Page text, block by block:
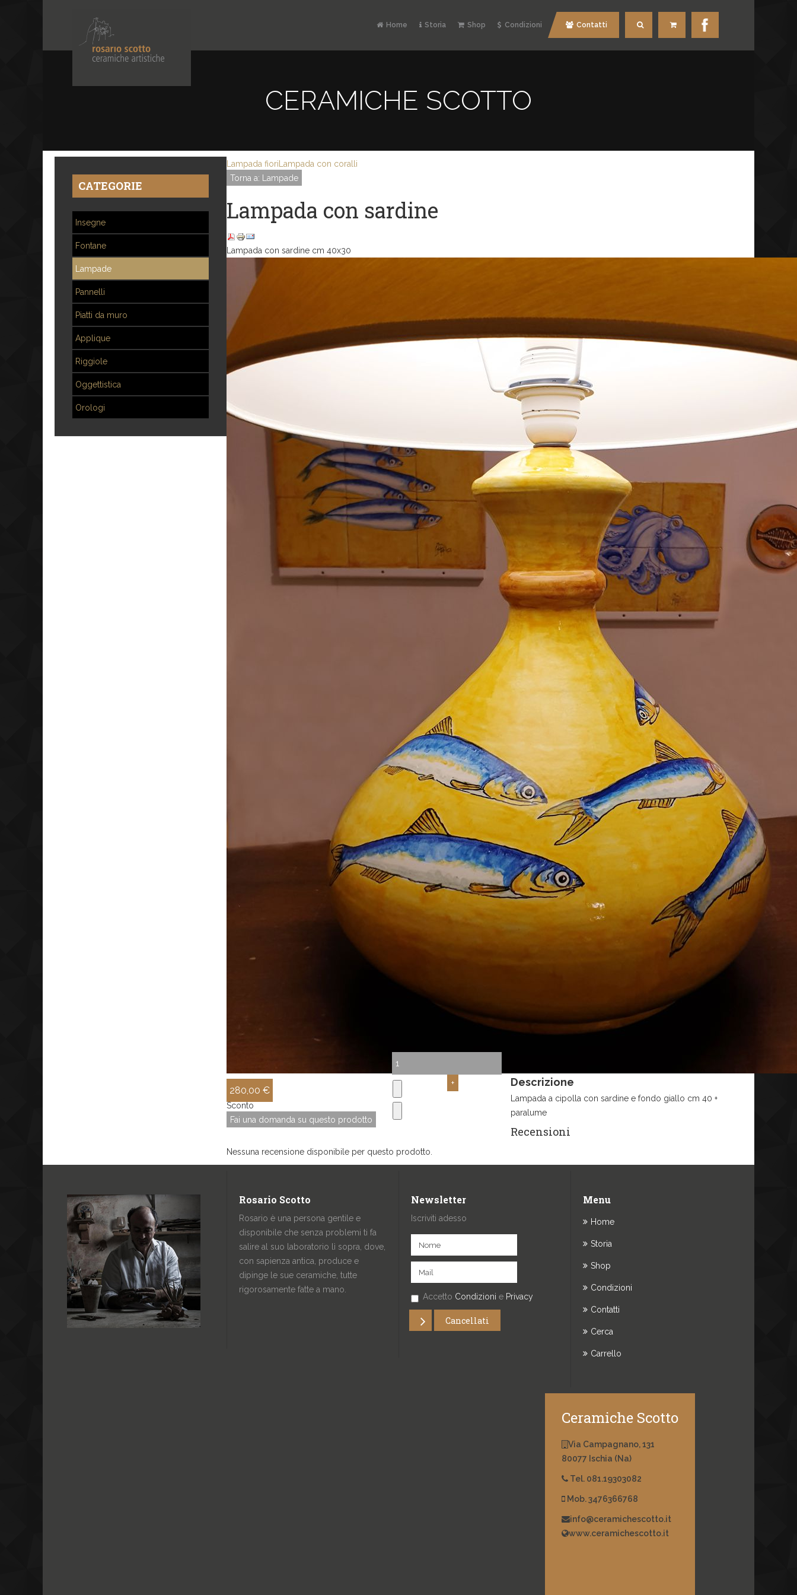
Home Storia Shop Condizioni
Contatti
CERAMICHE SCOTTO
Lampada fiori Lampada con coralli
Torna a: Lampade
Lampada con sardine
Lampada con sardine cm 40x30
280,00 €
Sconto
Fai una domanda su questo prodotto
Descrizione
Lampada a cipolla con sardine e fondo giallo cm 40 +
paralume
Recensioni
Nessuna recensione disponibile per questo prodotto.
CATEGORIE
Insegne
Fontane
Lampade
Pannelli
Piatti da muro
Applique
Riggiole
Oggettistica
Orologi
Rosario Scotto
Rosario è una persona gentile e
disponibile che senza problemi ti fa
salire al suo laboratorio lì sopra, dove,
con sapienza antica, produce e
dipinge le sue ceramiche, tutte
rigorosamente fatte a mano.
Newsletter
Iscriviti adesso
Accetto Condizioni e Privacy
Menu
Home
Storia
Shop
Condizioni
Contatti
Cerca
Carrello
Ceramiche Scotto
Via Campagnano, 131
80077 Ischia (Na)
Tel. 081.19303082
Mob. 3476366768
info@ceramichescotto.it
www.ceramichescotto.it